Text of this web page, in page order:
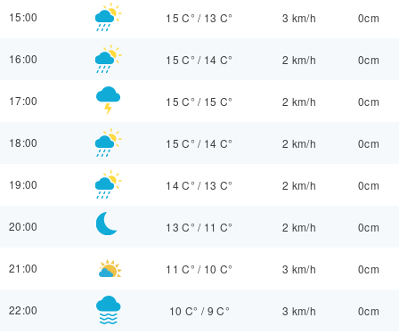
15:00 15 C° / 13 C° 3 km/h 0cm
16:00 15 C° / 14 C° 2 km/h 0cm
17:00 15 C° / 15 C° 2 km/h 0cm
18:00 15 C° / 14 C° 2 km/h 0cm
19:00 14 C° / 13 C° 2 km/h 0cm
20:00 13 C° / 11 C° 2 km/h 0cm
21:00 11 C° / 10 C° 3 km/h 0cm
22:00 10 C° / 9 C° 3 km/h 0cm